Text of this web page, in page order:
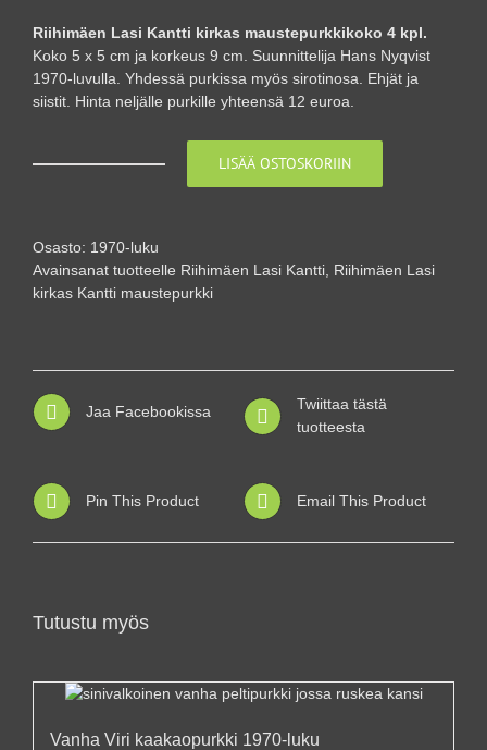
Riihimäen Lasi Kantti kirkas maustepurkkikoko 4 kpl.
Koko 5 x 5 cm ja korkeus 9 cm. Suunnittelija Hans Nyqvist
1970-luvulla. Yhdessä purkissa myös sirotinosa. Ehjät ja
siistit. Hinta neljälle purkille yhteensä 12 euroa.
maustepurkkia
määrä
LISÄÄ OSTOSKORIIN
Osasto: 1970-luku
Avainsanat tuotteelle Riihimäen Lasi Kantti Riihimäen Lasi
kirkas Kantti maustepurkki
Jaa Facebookissa
Twiittaa tästä
tuotteesta
Pin This Product Email This Product
Tutustu myös
Vanha Viri kaakaopurkki 1970-luku